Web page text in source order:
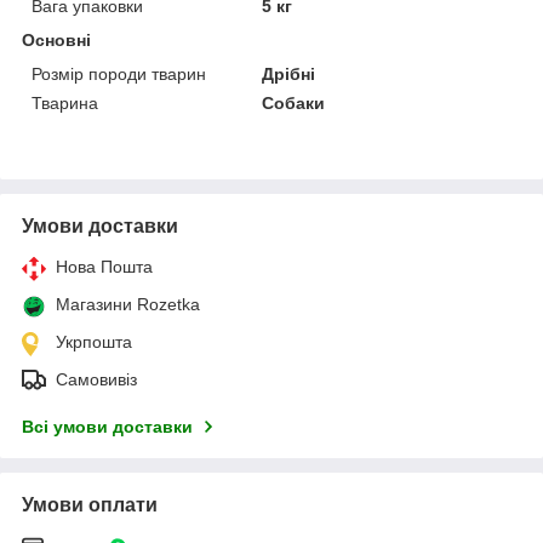
Вага упаковки
5 кг
Основні
Розмір породи тварин
Дрібні
Тварина
Собаки
Умови доставки
Нова Пошта
Магазини Rozetka
Укрпошта
Самовивіз
Всі умови доставки
Умови оплати